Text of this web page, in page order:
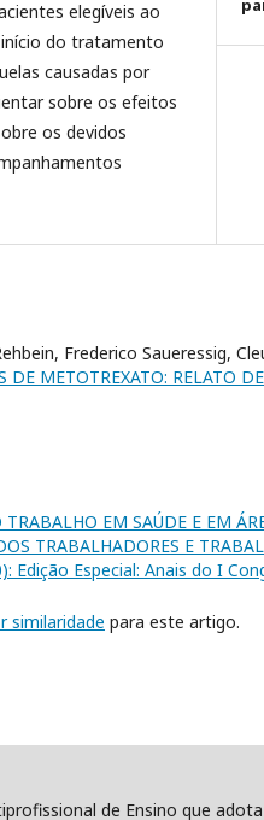
elegíveis ao
do tratamento
causadas por
sobre os efeitos
os devidos
Frederico Saueressig,
METOTREXATO: RELATO
TRABALHO EM SAÚDE E EM
TRABALHADORES E
Edição Especial: Anais do I
similaridade para este artigo.
de Ensino que